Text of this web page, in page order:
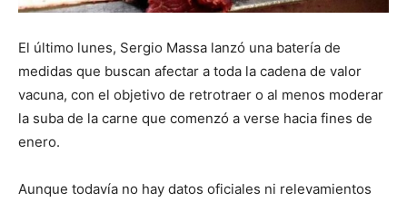
El último lunes, Sergio Massa lanzó una batería de
medidas que buscan afectar a toda la cadena de valor
vacuna, con el objetivo de retrotraer o al menos moderar
la suba de la carne que comenzó a verse hacia fines de
enero.
Aunque todavía no hay datos oficiales ni relevamientos